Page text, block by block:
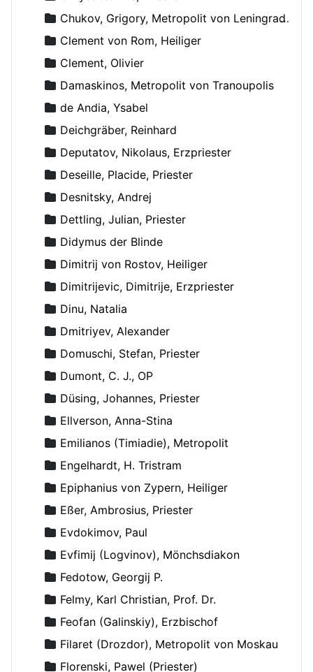
Chukov, Grigory, Metropolit von Leningrad und Novgorod
Clement von Rom, Heiliger
Clement, Olivier
Damaskinos, Metropolit von Tranoupolis
de Andia, Ysabel
Deichgräber, Reinhard
Deputatov, Nikolaus, Erzpriester
Deseille, Placide, Priester
Desnitsky, Andrej
Dettling, Julian, Priester
Didymus der Blinde
Dimitrij von Rostov, Heiliger
Dimitrijevic, Dimitrije, Erzpriester
Dinu, Natalia
Dmitriyev, Alexander
Domuschi, Stefan, Priester
Dumont, C. J., OP
Düsing, Johannes, Priester
Ellverson, Anna-Stina
Emilianos (Timiadie), Metropolit
Engelhardt, H. Tristram
Epiphanius von Zypern, Heiliger
Eßer, Ambrosius, Priester
Evdokimov, Paul
Evfimij (Logvinov), Mönchsdiakon
Fedotow, Georgij P.
Felmy, Karl Christian, Prof. Dr.
Feofan (Galinskiy), Erzbischof
Filaret (Drozdor), Metropolit von Moskau
Florenski, Pawel (Priester)